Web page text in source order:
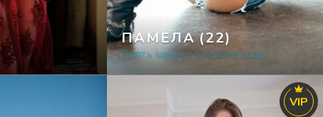
ПАМЕЛА(22)
Cнять шлюху в Прьевидза
VIP